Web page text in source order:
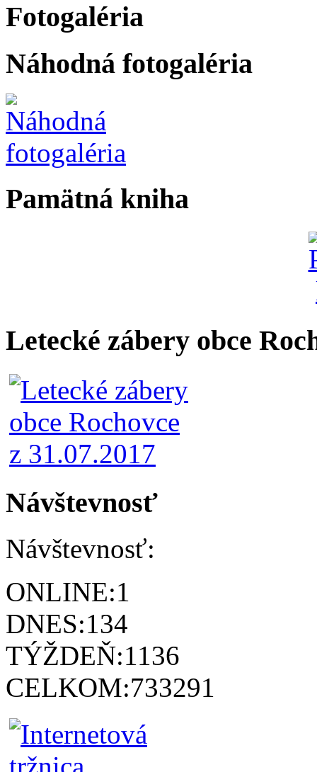
Fotogaléria
Náhodná fotogaléria
Pamätná kniha
Letecké zábery obce
Návštevnosť
Návštevnosť:
ONLINE:1
DNES:134
TÝŽDEŇ:1136
CELKOM:733291